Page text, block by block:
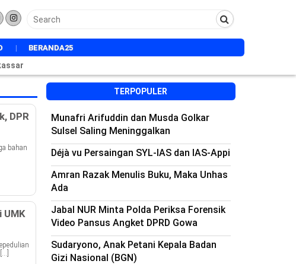
BERANDA25
DPR
bahan
UMK
TERPOPULER
Munafri Arifuddin dan Musda Golkar
Sulsel Saling Meninggalkan
Déjà vu Persaingan SYL-IAS dan IAS-Appi
Amran Razak Menulis Buku, Maka Unhas
Ada
Jabal NUR Minta Polda Periksa Forensik
Video Pansus Angket DPRD Gowa
Sudaryono, Anak Petani Kepala Badan
Gizi Nasional (BGN)